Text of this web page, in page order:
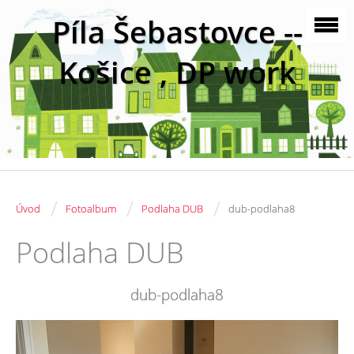
Píla Šebastovce --
Košice , DP work
Úvod / Fotoalbum / Podlaha DUB / dub-podlaha8
Podlaha DUB
dub-podlaha8